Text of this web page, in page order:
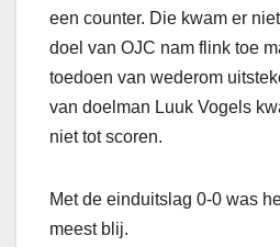
een counter. Die kwam er
doel van OJC nam flink toe
toedoen van wederom
van doelman Luuk Vogels
niet tot scoren.
Met de einduitslag 0-0 was
meest blij.